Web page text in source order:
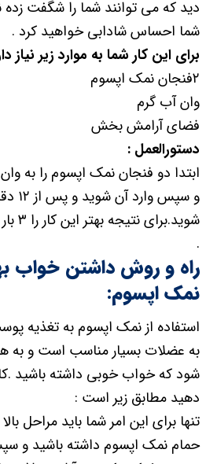
دید که می توانند شما را شگفت زده
شما احساس شادابی خواهید کرد .
برای این کار شما به موارد زیر نیاز
۲فنجان نمک اپسوم
وان آب گرم
فضای آرامش بخش
دستورالعمل :
ابتدا دو فنجان نمک اپسوم را به
و
.
راه و روش داشتن خواب
نمک اپسوم:
استفاده از نمک اپسوم به تغذیه
به عضلات بسیار مناسب است و به
شود که خواب خوبی داشته باشید
دهید مطابق زیر است :
تنها برای این امر شما باید مراحل
حمام نمک اپسوم داشته باشید و